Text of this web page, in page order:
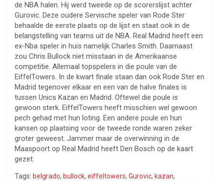
de NBA halen. Hij werd tweede op de scorerslijst achter
Gurovic. Deze oudere Servische speler van Rode Ster
behaalde de eerste plaats op de lijst en staat ook in de
belangstelling van teams uit de NBA. Real Madrid heeft een
ex-Nba speler in huis namelijk Charles Smith. Daarnaast
zou Chris Bullock niet misstaan in de Amerikaanse
competitie. Allemaal topspelers in die poule van de
EiffelTowers. In de kwart finale staan dan ook Rode Ster en
Madrid tegenover elkaar en een van de halve finales is
tussen Unics Kazan en Madrid. Oftewel die poule is
gewoon sterk. EiffelTowers heeft misschien wel gewoon
pech gehad met hun loting. Een andere poule en hun
kansen op plaatsing voor de tweede ronde waren zeker
groter geweest. Jammer maar de overwinning in de
Maaspoort op Real Madrid heeft Den Bosch op de kaart
gezet.
Tags: belgrado, bullock, eiffeltowers, Gurovic, kazan,